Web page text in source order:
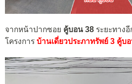
จากหน้าปากซอย คู้บอน 38 ระยะทางอี
โครงการ บ้านเดี่ยวประภาทรัพย์ 3 คู้บ